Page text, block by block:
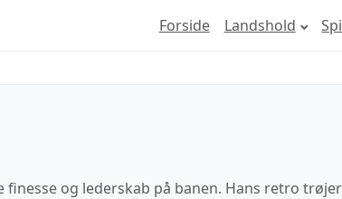
Forside Landshold
og lederskab på banen. Hans retro